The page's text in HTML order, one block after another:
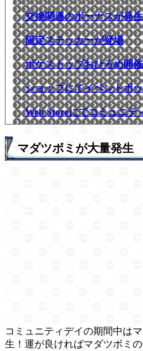
交換関連のボーナスが発生
限定ステッカーが登場
ポケストップおひろめ開催
ショップにてイベントボ
Web Storeにてコミュニテ
マダツボミが大量発生
コミュニティデイの期間中は
生！運が良ければマダツボミ